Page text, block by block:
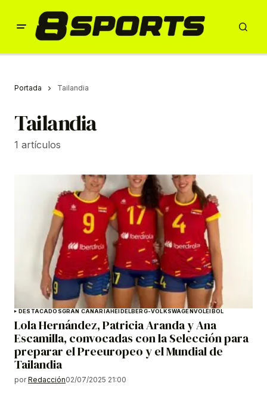
Portada Tailandia
Tailandia
1 artículos
DESTACADOSGRAN CANARIAHEIDELBERG-VOLKSWAGENVOLEIBOL
Lola Hernández, Patricia Aranda y Ana
Escamilla, convocadas con la Selección para
preparar el Preeuropeo y el Mundial de
Tailandia
por Redacción02/07/2025 21:00